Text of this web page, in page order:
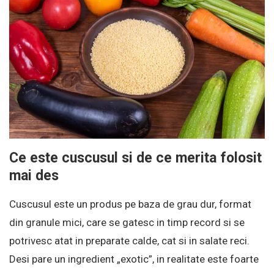
Ce este cuscusul si de ce merita folosit
mai des
Cuscusul este un produs pe baza de grau dur, format
din granule mici, care se gatesc in timp record si se
potrivesc atat in preparate calde, cat si in salate reci.
Desi pare un ingredient „exotic”, in realitate este foarte